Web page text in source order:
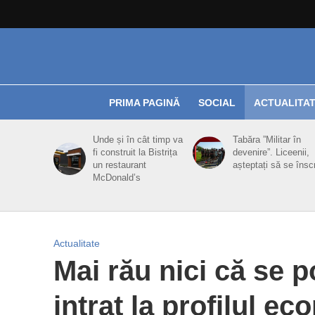
PRIMA PAGINĂ SOCIAL
Unde și în cât timp va
fi construit la Bistrița
un restaurant
McDonald’s
Tabăra ”Militar în
devenire”. Liceenii,
așteptați să se
Actualitate
Mai rău nici că se
intrat la profilul